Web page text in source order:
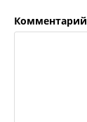
Комментарий